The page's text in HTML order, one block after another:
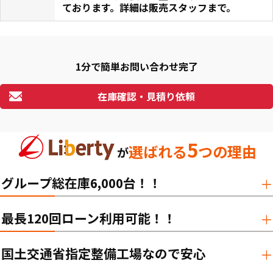
ております。詳細は販売スタッフまで。
1分で簡単お問い合わせ完了
在庫確認・見積り依頼
が選ばれる5つの理由
グループ総在庫6,000台！！
最長120回ローン利用可能！！
国土交通省指定整備工場なので安心